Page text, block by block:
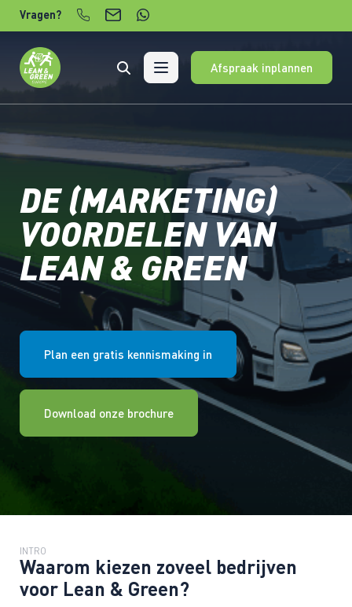
Verder naar content
Vragen?
Afspraak inplannen
DE (MARKETING)
VOORDELEN VAN
LEAN & GREEN
Plan een gratis kennismaking in
Download onze brochure
INTRO
Waarom kiezen zoveel bedrijven
voor Lean & Green?